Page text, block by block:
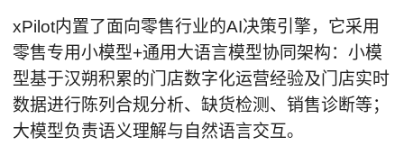
xPilot内置了面向零售行业的AI决策引擎，它采用
零售专用小模型+通用大语言模型协同架构：小模
型基于汉朔积累的门店数字化运营经验及门店实时
数据进行陈列合规分析、缺货检测、销售诊断等；
大模型负责语义理解与自然语言交互。